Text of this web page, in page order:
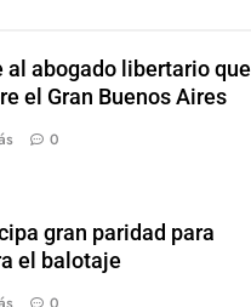
abogado libertario que
el Gran Buenos Aires
0
gran paridad para
el balotaje